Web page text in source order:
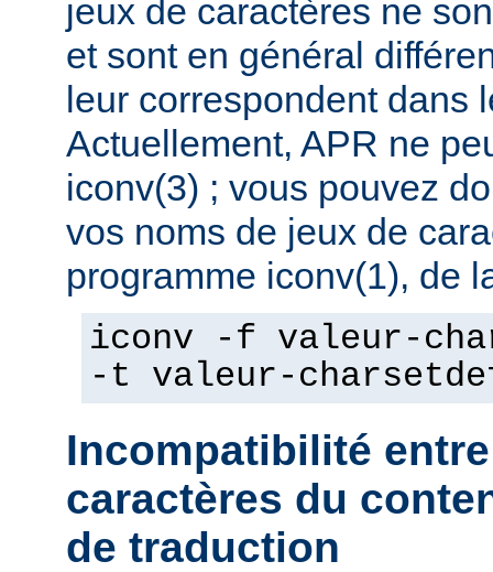
jeux de caractères ne
et sont en général
leur correspondent dans
Actuellement, APR ne
iconv(3) ; vous pouvez
vos noms de jeux de
programme iconv(1), de
iconv -f valeur-
-t valeur-
Incompatibilité
caractères du
de traduction